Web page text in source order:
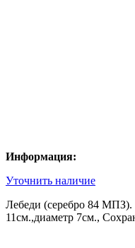
Информация:
Уточнить наличие
Лебеди (серебро 84 МПЗ).
11см.,диаметр 7см.,